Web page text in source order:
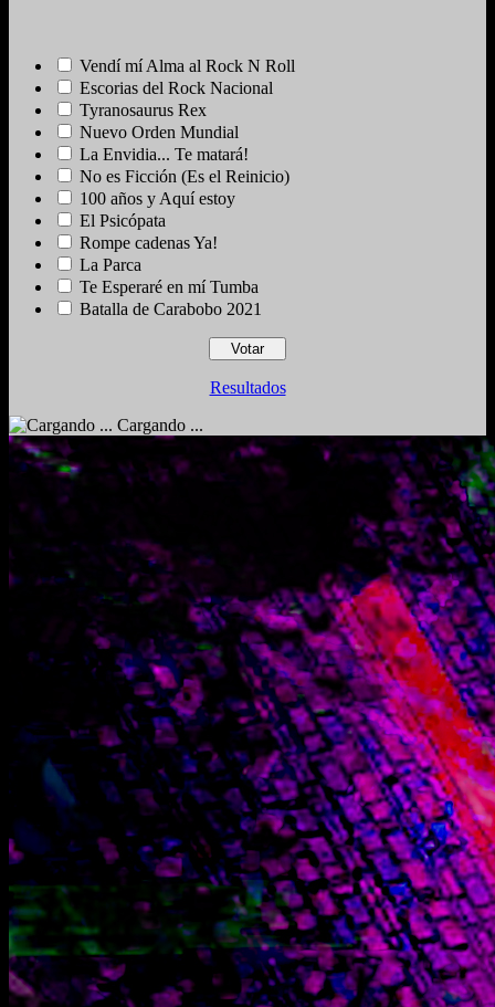
Vendí mí Alma al Rock N Roll
Escorias del Rock Nacional
Tyranosaurus Rex
Nuevo Orden Mundial
La Envidia... Te matará!
No es Ficción (Es el Reinicio)
100 años y Aquí estoy
El Psicópata
Rompe cadenas Ya!
La Parca
Te Esperaré en mí Tumba
Batalla de Carabobo 2021
Resultados
Cargando ...